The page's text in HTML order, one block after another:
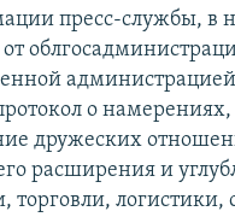
пресс-службы, в
о
дружеских
расширения и
торговли, логистики,